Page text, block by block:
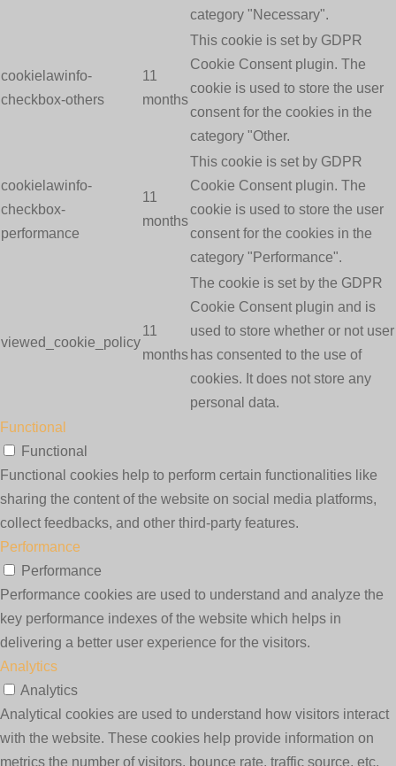
category "Necessary".
cookielawinfo-
checkbox-others
11
months
This cookie is set by GDPR
Cookie Consent plugin. The
cookie is used to store the user
consent for the cookies in the
category "Other.
cookielawinfo-
checkbox-
performance
11
months
This cookie is set by GDPR
Cookie Consent plugin. The
cookie is used to store the user
consent for the cookies in the
category "Performance".
viewed_cookie_policy
11
months
The cookie is set by the GDPR
Cookie Consent plugin and is
used to store whether or not user
has consented to the use of
cookies. It does not store any
personal data.
Functional
Functional
Functional cookies help to perform certain functionalities like
sharing the content of the website on social media platforms,
collect feedbacks, and other third-party features.
Performance
Performance
Performance cookies are used to understand and analyze the
key performance indexes of the website which helps in
delivering a better user experience for the visitors.
Analytics
Analytics
Analytical cookies are used to understand how visitors interact
with the website. These cookies help provide information on
metrics the number of visitors, bounce rate, traffic source, etc.